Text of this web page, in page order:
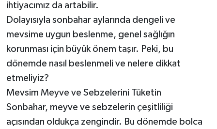
ihtiyacımız da artabilir.
Dolayısıyla sonbahar aylarında dengeli ve
mevsime uygun beslenme, genel sağlığın
korunması için büyük önem taşır. Peki, bu
dönemde nasıl beslenmeli ve nelere dikkat
etmeliyiz?
Mevsim Meyve ve Sebzelerini Tüketin
Sonbahar, meyve ve sebzelerin çeşitliliği
açısından oldukça zengindir. Bu dönemde bolca